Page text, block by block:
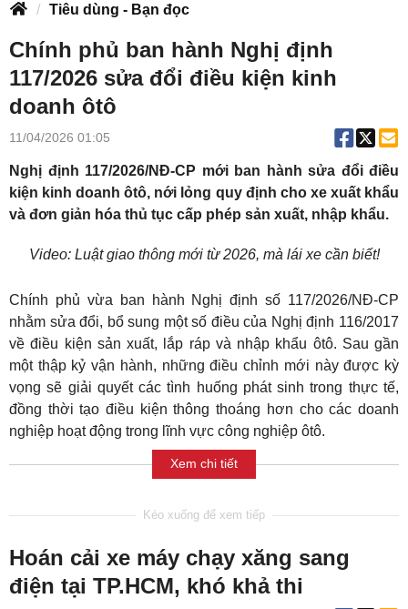
Tiêu dùng - Bạn đọc
Chính phủ ban hành Nghị định
117/2026 sửa đổi điều kiện kinh
doanh ôtô
11/04/2026 01:05
Nghị định 117/2026/NĐ-CP mới ban hành sửa đổi điều
kiện kinh doanh ôtô, nới lỏng quy định cho xe xuất khẩu
và đơn giản hóa thủ tục cấp phép sản xuất, nhập khẩu.
Video: Luật giao thông mới từ 2026, mà lái xe cần biết!
Chính phủ vừa ban hành Nghị định số 117/2026/NĐ-CP
nhằm sửa đổi, bổ sung một số điều của Nghị định 116/2017
về điều kiện sản xuất, lắp ráp và nhập khẩu ôtô. Sau gần
một thập kỷ vận hành, những điều chỉnh mới này được kỳ
vọng sẽ giải quyết các tình huống phát sinh trong thực tế,
đồng thời tạo điều kiện thông thoáng hơn cho các doanh
nghiệp hoạt động trong lĩnh vực công nghiệp ôtô.
Xem chi tiết
Hoán cải xe máy chạy xăng sang
điện tại TP.HCM, khó khả thi